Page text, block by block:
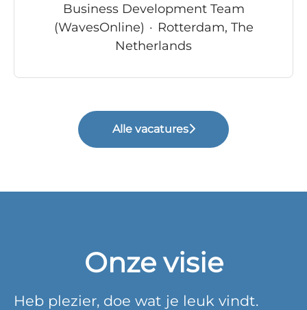
Business Development Team
(WavesOnline) · Rotterdam, The
Netherlands
Alle vacatures
Onze visie
Heb plezier, doe wat je leuk vindt.